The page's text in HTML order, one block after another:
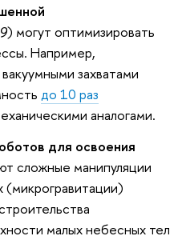
) могут оптимизировать
Например,
захватами
до 10 раз
аналогами.
для освоения
сложные манипуляции
(микрогравитации)
малых небесных тел